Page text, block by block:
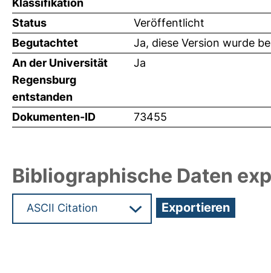
Klassifikation
Status
Veröffentlicht
Begutachtet
Ja, diese Version wurde
An der Universität
Regensburg
entstanden
Ja
Dokumenten-ID 73455
Bibliographische Daten